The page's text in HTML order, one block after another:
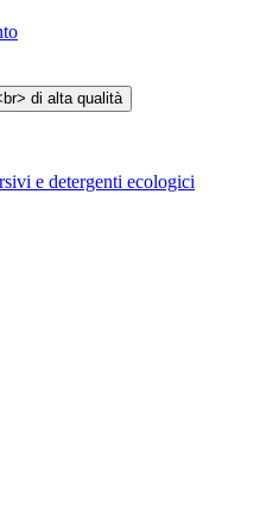
e detergenti ecologici